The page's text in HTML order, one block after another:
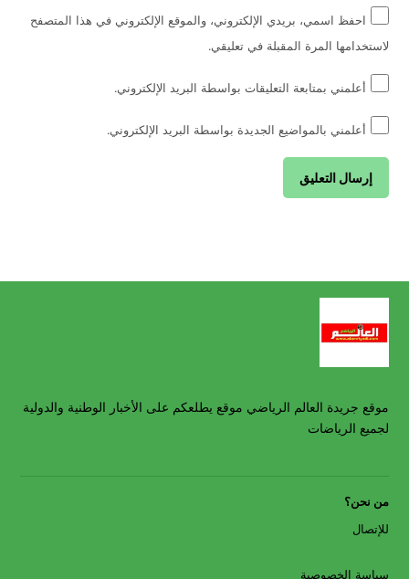
احفظ اسمي، بريدي الإلكتروني، والموقع الإلكتروني في هذا المتصفح
لاستخدامها المرة المقبلة في تعليقي.
أعلمني بمتابعة التعليقات بواسطة البريد الإلكتروني.
أعلمني بالمواضيع الجديدة بواسطة البريد الإلكتروني.
موقع جريدة العالم الرياضي موقع يطلعكم على الأخبار الوطنية والدولية
لجميع الرياضات
من نحن؟
للإتصال
سياسة الخصوصية